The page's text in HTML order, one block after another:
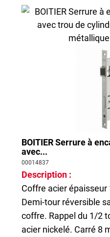
BOITIER Serrure à
avec...
00014837
Description :
Coffre acier
Demi-tour réversible
coffre. Rappel du 1/2
acier nickelé. Carré 8